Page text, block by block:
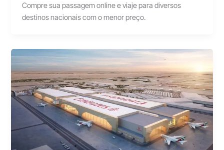
Compre sua passagem online e viaje para diversos
destinos nacionais com o menor preço.